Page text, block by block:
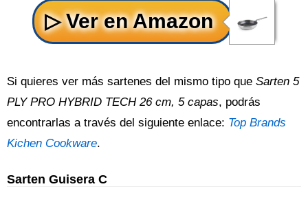
Si quieres ver más sartenes del mismo tipo que Sarten 5
PLY PRO HYBRID TECH 26 cm, 5 capas, podrás
encontrarlas a través del siguiente enlace: Top Brands
Kichen Cookware.
Sarten Guisera C